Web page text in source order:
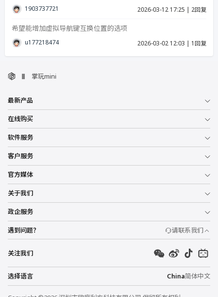
19037377215 2026-03-12 17:25 | 2回复
希望能增加虚拟导航键互换位置的选项
u17721847423986 2026-03-02 12:03 | 1回复
掌玩mini
最新产品
在线购买
软件服务
客户服务
官方媒体
关于我们
政企服务
遇到问题？ 请联系我们
关注我们
选择语言 China简体中文